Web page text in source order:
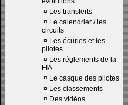
¤ Les transferts
¤ Le calendrier / les
circuits
¤ Les écuries et les
pilotes
¤ Les réglements de la
FIA
¤ Le casque des pilotes
¤ Les classements
¤ Des vidéos